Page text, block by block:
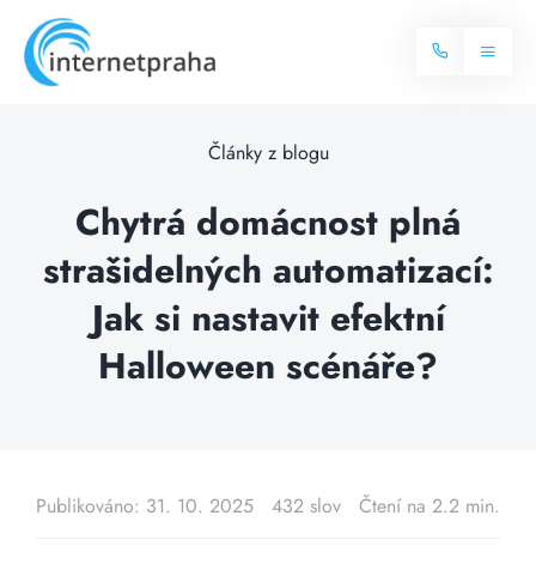
content
Toggle
Balíčky internetu
Více o internetu
Často hledané dotazy
Televize
Kontakt
Články z blogu
Chytrá domácnost plná
strašidelných automatizací:
Jak si nastavit efektní
Halloween scénáře?
Publikováno: 31. 10. 2025 432 slov Čtení na 2.2 min.